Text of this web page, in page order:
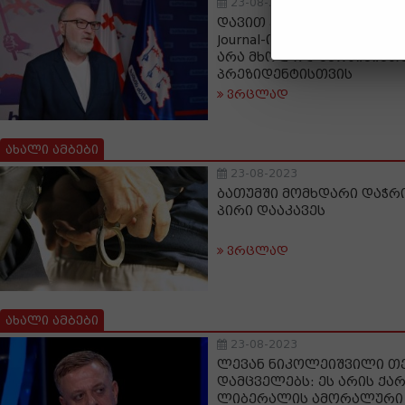
23-08-2023
დავით ქართველიშვილი:
Journal-ის აზრით,
არა მხოლოდ
პრეზიდენტისთვის
ვრცლად
ახალი ამბები
23-08-2023
ბათუმში მომხდარი
პირი დააკავეს
ვრცლად
ახალი ამბები
23-08-2023
ლევან ნიკოლეიშვილი
დამცველებს: ეს არის
ლიბერალის